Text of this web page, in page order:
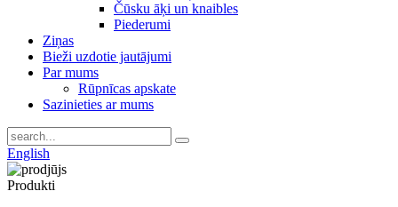
Čūsku āķi un knaibles
Piederumi
Ziņas
Bieži uzdotie jautājumi
Par mums
Rūpnīcas apskate
Sazinieties ar mums
English
Produkti